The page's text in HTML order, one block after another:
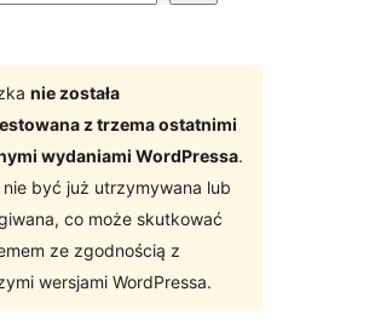
nie została
z trzema ostatnimi
wydaniami WordPressa.
nie być już utrzymywana lub
co może skutkować
ze zgodnością z
wersjami WordPressa.